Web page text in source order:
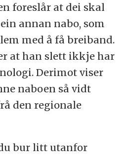
foreslår at dei skal
annan nabo, som
med å få breiband.
at han slett ikkje har
Derimot viser
naboen så vidt
den regionale
bur litt utanfor